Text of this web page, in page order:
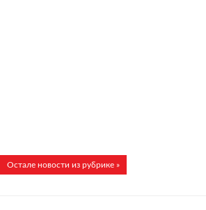
Остале новости из рубрике »